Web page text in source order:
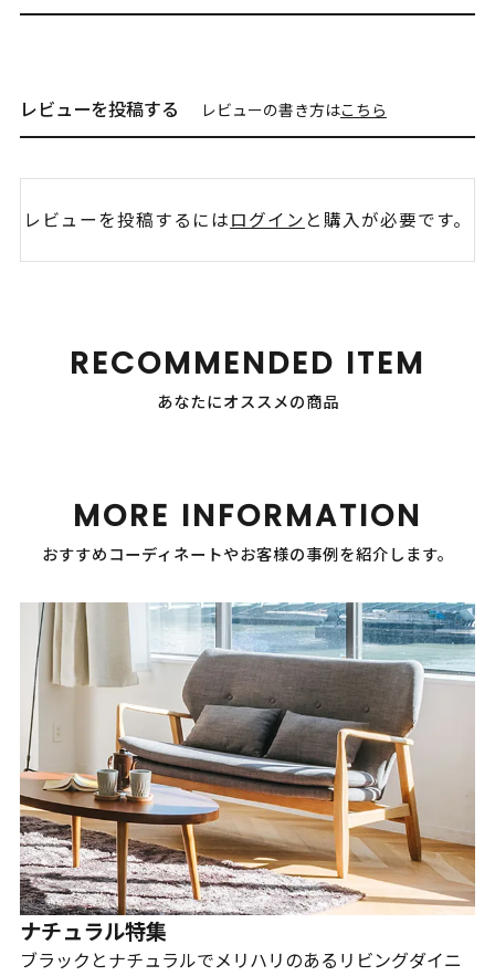
レビューを投稿する レビューの書き方はこちら
レビューを投稿するにはログイン と購入が必要です。
RECOMMENDED ITEM
あなたにオススメの商品
MORE INFORMATION
おすすめコーディネートやお客様の事例を紹介します。
ナチュラル特集
ブラックとナチュラルでメリハリのあるリビングダイニ